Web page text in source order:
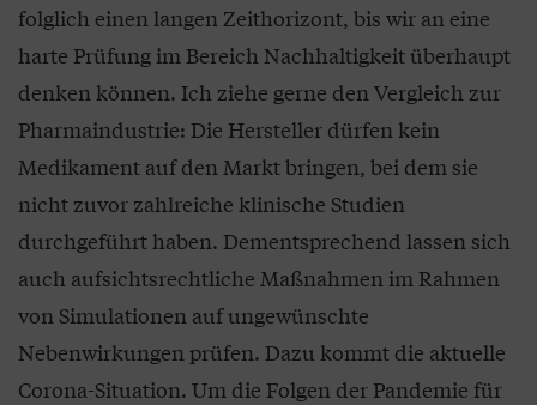
folglich einen langen Zeithorizont, bis wir an eine
harte Prüfung im Bereich Nachhaltigkeit überhaupt
denken können. Ich ziehe gerne den Vergleich zur
Pharmaindustrie: Die Hersteller dürfen kein
Medikament auf den Markt bringen, bei dem sie
nicht zuvor zahlreiche klinische Studien
durchgeführt haben. Dementsprechend lassen sich
auch aufsichtsrechtliche Maßnahmen im Rahmen
von Simulationen auf ungewünschte
Nebenwirkungen prüfen. Dazu kommt die aktuelle
Corona-Situation. Um die Folgen der Pandemie für